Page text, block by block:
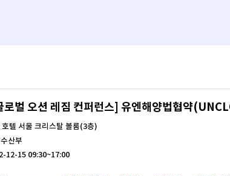
로벌 오션 레짐 컨퍼런스] 유엔해양법협약
호텔 서울 크리스탈 볼룸(3층)
산부
12-15 09:30~17:00